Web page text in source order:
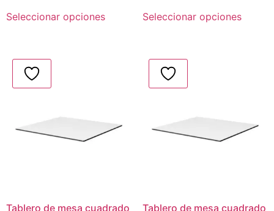
Seleccionar opciones Seleccionar opciones
Tablero de mesa cuadrado Tablero de mesa cuadrado